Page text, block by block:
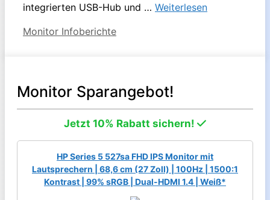
integrierten USB-Hub und … Weiterlesen
Kategorien
Monitor Infoberichte
Monitor Sparangebot!
Jetzt 10% Rabatt sichern!
HP Series 5 527sa FHD IPS Monitor mit
Lautsprechern | 68,6 cm (27 Zoll) | 100Hz | 1500:1
Kontrast | 99% sRGB | Dual-HDMI 1.4 | Weiß*